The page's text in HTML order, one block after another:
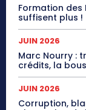
Formation des
suffisent plus !
JUIN 2026
Marc Nourry :
crédits, la
JUIN 2026
Corruption,